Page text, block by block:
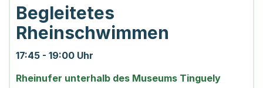
Begleitetes
Rheinschwimmen
17:45 - 19:00 Uhr
Rheinufer unterhalb des Museums Tinguely